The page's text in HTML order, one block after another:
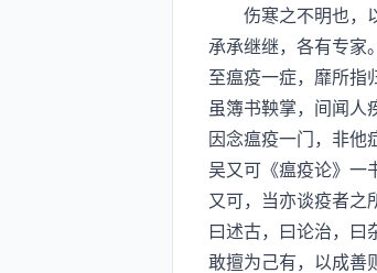
伤寒之不明也，以
承承继继，各有专家
至瘟疫一症，靡所指
虽簿书鞅掌，间闻人
因念瘟疫一门，非他
吴又可《瘟疫论》一
又可，当亦谈疫者之
曰述古，曰论治，曰
敢擅为己有，以成善